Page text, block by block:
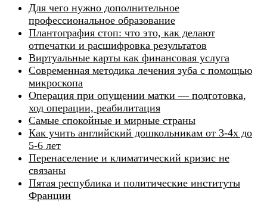
Для чего нужно дополнительное
профессиональное образование
Плантография стоп: что это, как делают
отпечатки и расшифровка результатов
Виртуальные карты как финансовая услуга
Современная методика лечения зуба с помощью
микроскопа
Операция при опущении матки — подготовка,
ход операции, реабилитация
Самые спокойные и мирные страны
Как учить английский дошкольникам от 3-4х до
5-6 лет
Перенаселение и климатический кризис не
связаны
Пятая республика и политические институты
Франции